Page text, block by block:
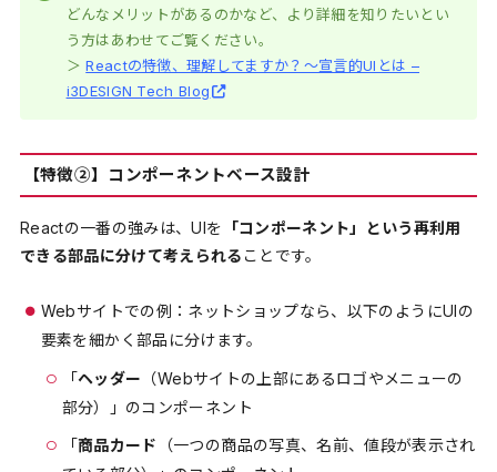
どんなメリットがあるのかなど、より詳細を知りたいとい
う方はあわせてご覧ください。
＞Reactの特徴、理解してますか？～宣言的UIとは –
i3DESIGN Tech Blog
【特徴②】コンポーネントベース設計
Reactの一番の強みは、UIを 「コンポーネント」という再利用
できる部品に分けて考えられる ことです。
Webサイトでの例：ネットショップなら、以下のようにUIの
要素を細かく部品に分けます。
「ヘッダー （Webサイトの上部にあるロゴやメニューの
部分）」のコンポーネント
「商品カード
（一つの商品の写真、名前、値段が表示され